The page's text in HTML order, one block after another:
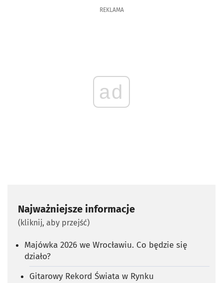
REKLAMA
ad
Najważniejsze informacje
(kliknij, aby przejść)
Majówka 2026 we Wrocławiu. Co będzie się
działo?
Gitarowy Rekord Świata w Rynku